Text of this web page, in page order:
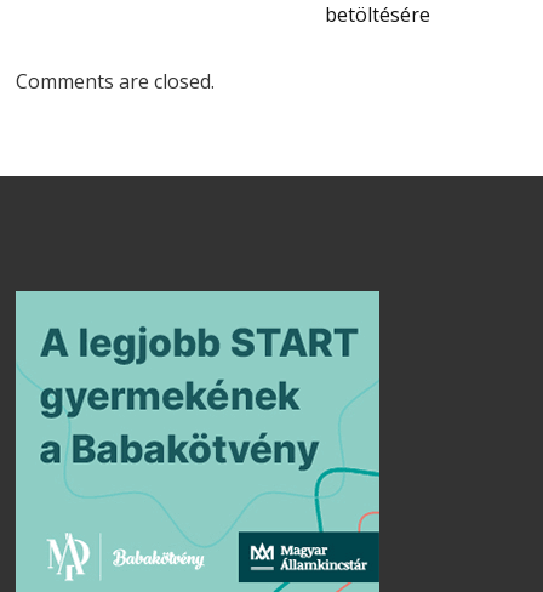
betöltésére
Comments are closed.